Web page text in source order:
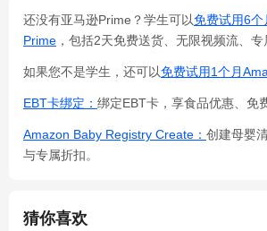
还没有亚马逊Prime？学生可以免费试用6个
Prime ，包括2天免费送货、无限视频流、专
如果您不是学生，还可以免费试用1个月
EBT卡绑定： 绑定EBT卡，享食品优惠、免
Amazon Baby Registry Create： 创建母婴
与专属折扣。
猜你喜欢